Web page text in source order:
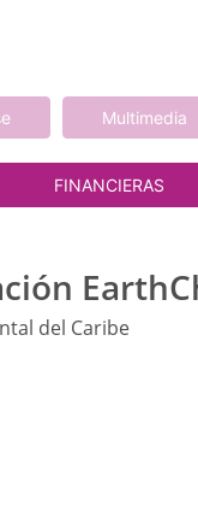
Multimedia
FINANCIERAS
del Caribe